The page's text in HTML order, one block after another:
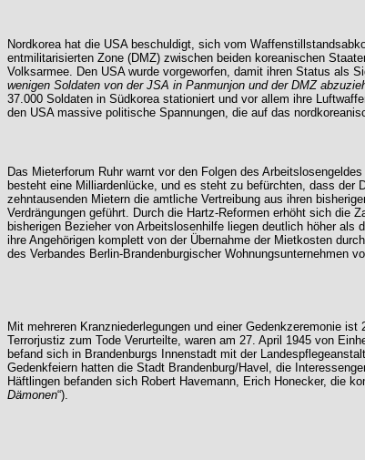
Nordkorea hat die USA beschuldigt, sich vom
entmilitarisierten Zone (DMZ) zwischen beiden koreanischen
Volksarmee. Den USA wurde vorgeworfen, damit ihren Status als
wenigen Soldaten von der JSA in Panmunjon und der DMZ
37.000 Soldaten in Südkorea stationiert und vor allem ihre
den USA massive politische Spannungen, die auf das
Das Mieterforum Ruhr warnt vor den Folgen des
besteht eine Milliardenlücke, und es steht zu befürchten, dass der
zehntausenden Mietern die amtliche Vertreibung aus ihren
Verdrängungen geführt. Durch die Hartz-Reformen erhöht sich die
bisherigen Bezieher von Arbeitslosenhilfe liegen deutlich höher
ihre Angehörigen komplett von der Übernahme der Mietkosten
des Verbandes Berlin-Brandenburgischer Wohnungsunternehmen
Mit mehreren Kranzniederlegungen und einer Gedenkzeremonie
Terrorjustiz zum Tode Verurteilte, waren am 27. April 1945 von
befand sich in Brandenburgs Innenstadt mit der
Gedenkfeiern hatten die Stadt Brandenburg/Havel, die
Häftlingen befanden sich Robert Havemann, Erich Honecker, die
Dämonen“).